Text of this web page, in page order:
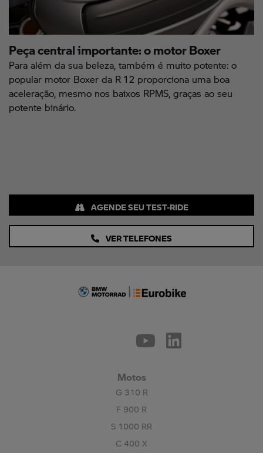
Peça central importante: o motor Boxer
Para além da sua beleza, também é muito potente: o
popular motor Boxer da R 12 proporciona uma boa
aceleração, mesmo nos baixos RPMS, graças ao seu
potente binário.
VER TELEFONES
AGENDE SEU TEST-RIDE
Motos
G 310 R
F 900 R
S 1000 RR
C 400 X